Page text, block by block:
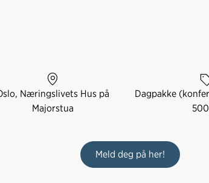
Næringslivets Hus på
Majorstua
Dagpakke
Meld deg på her!